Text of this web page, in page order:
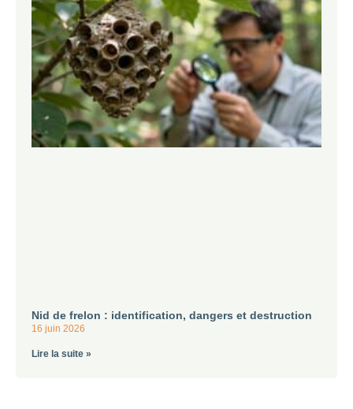
Nid de frelon : identification, dangers et destruction
16 juin 2026
Lire la suite »